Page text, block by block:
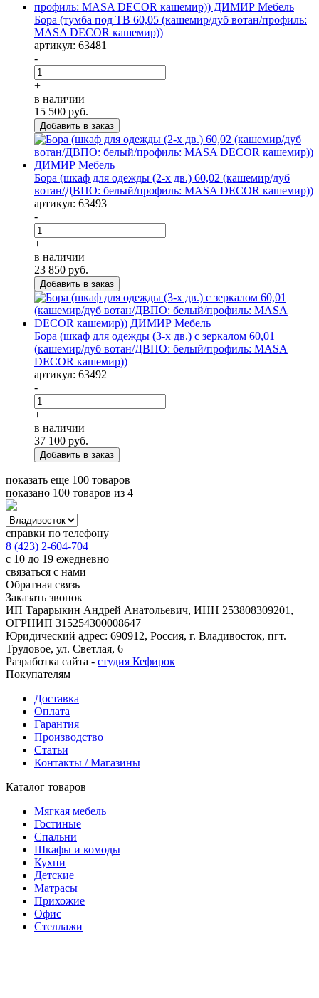
Бора (тумба под ТВ 60,05 (кашемир/дуб вотан/профиль:
MASA DECOR кашемир))
артикул: 63481
-
+
в наличии
15 500 руб.
Бора (шкаф для одежды (2-х дв.) 60,02 (кашемир/дуб
вотан/ДВПО: белый/профиль: MASA DECOR кашемир))
артикул: 63493
-
+
в наличии
23 850 руб.
Бора (шкаф для одежды (3-х дв.) с зеркалом 60,01
(кашемир/дуб вотан/ДВПО: белый/профиль: MASA
DECOR кашемир))
артикул: 63492
-
+
в наличии
37 100 руб.
показать еще 100 товаров
показано 100 товаров из 4
справки по телефону
8 (423) 2-604-704
с 10 до 19 ежедневно
связаться с нами
Обратная связь
Заказать звонок
ИП Тарарыкин Андрей Анатольевич, ИНН 253808309201,
ОГРНИП 315254300008647
Юридический адрес: 690912, Россия, г. Владивосток, пгт.
Трудовое, ул. Светлая, 6
Разработка сайта - студия Кефирок
Покупателям
Доставка
Оплата
Гарантия
Производство
Статьи
Контакты / Магазины
Каталог товаров
Мягкая мебель
Гостиные
Спальни
Шкафы и комоды
Кухни
Детские
Матрасы
Прихожие
Офис
Стеллажи